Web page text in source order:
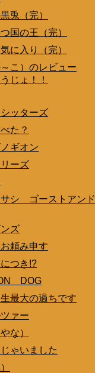
兎（完）
国の王（完）
に入り（完）
こ）のレビュー
じょ！！
ッターズ
た？
ギオン
ーズ
サシ ゴーストアンド
ズ
頼み申す
つき!?
DOG
最大の過ちです
ァー
な）
ゃいました